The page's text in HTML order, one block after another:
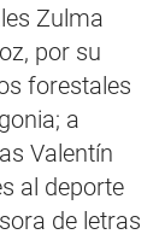
Zulma
por su
forestales
a
Valentín
al deporte
de letras